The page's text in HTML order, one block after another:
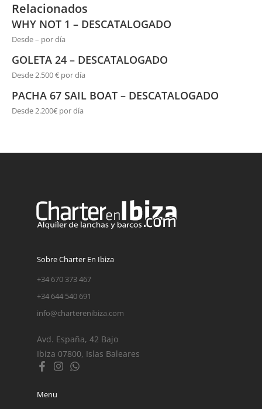
Relacionados
WHY NOT 1 – DESCATALOGADO
Desde – por día
GOLETA 24 – DESCATALOGADO
Desde 2.500 € por día
PACHA 67 SAIL BOAT – DESCATALOGADO
Desde 2.200€ por día
Sobre Charter En Ibiza
+34 670 373 467
+34 644 540 691
info@charterenibiza.com
Avd. España, 42 Bajo
Ibiza 07800, Islas Baleares
Menu